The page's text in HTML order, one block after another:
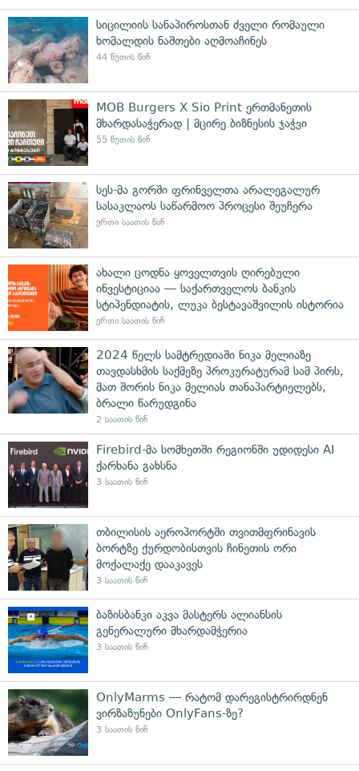
სიცილიის სანაპიროსთან ძველი რომაული
ხომალდის ნაშთები აღმოაჩინეს
44 წუთის წინ
MOB Burgers X Sio Print ერთმანეთის
მხარდასაჭერად | მცირე ბიზნესის ჯაჭვი
55 წუთის წინ
სეს-მა გორში ფრინველთა არალეგალურ
სასაკლაოს საწარმოო პროცესი შეუჩერა
ერთი საათის წინ
ახალი ცოდნა ყოველთვის ღირებული
ინვესტიციაა — საქართველოს ბანკის
სტიპენდიატის, ლუკა ბესტავაშვილის ისტორია
ერთი საათის წინ
2024 წელს სამტრედიაში ნიკა მელიაზე
თავდასხმის საქმეზე პროკურატურამ სამ პირს,
მათ შორის ნიკა მელიას თანაპარტიელებს,
ბრალი წარუდგინა
2 საათის წინ
Firebird-მა სომხეთში რეგიონში უდიდესი AI
ქარხანა გახსნა
3 საათის წინ
თბილისის აეროპორტში თვითმფრინავის
ბორტზე ქურდობისთვის ჩინეთის ორი
მოქალაქე დააკავეს
3 საათის წინ
ბაზისბანკი აკვა მასტერს ალიანსის
გენერალური მხარდამჭერია
3 საათის წინ
OnlyMarms — რატომ დარეგისტრირდნენ
ვირზაზუნები OnlyFans-ზე?
3 საათის წინ